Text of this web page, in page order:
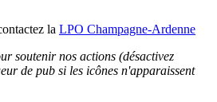
la LPO Champagne-Ardenne
soutenir nos actions (désactivez
de pub si les icônes n'apparaissent